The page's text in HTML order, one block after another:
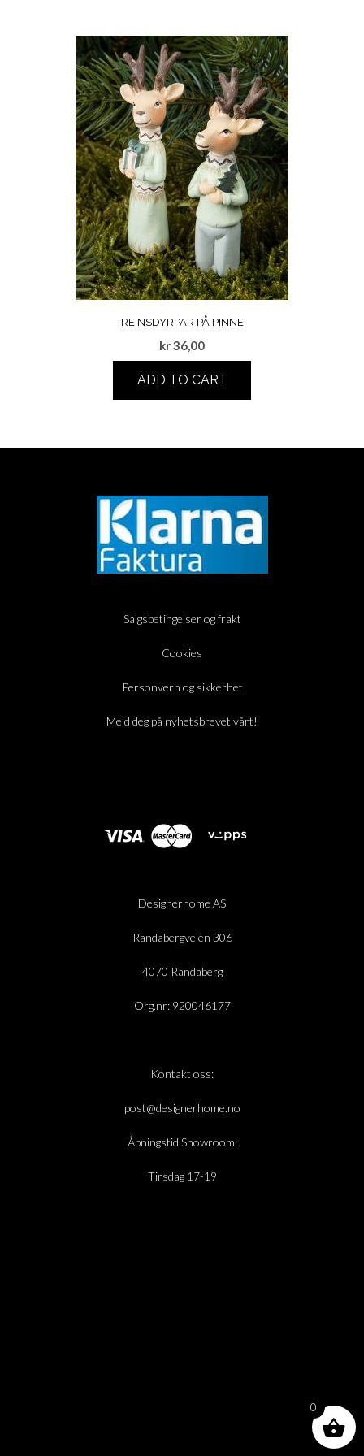
REINSDYRPAR PÅ PINNE
kr36,00
ADD TO CART
Salgsbetingelser og frakt
Cookies
Personvern og sikkerhet
Meld deg på nyhetsbrevet vårt!
Designerhome AS
Randabergveien 306
4070 Randaberg
Org.nr: 920046177
Kontakt oss:
post@designerhome.no
Åpningstid Showroom:
Tirsdag 17-19
0